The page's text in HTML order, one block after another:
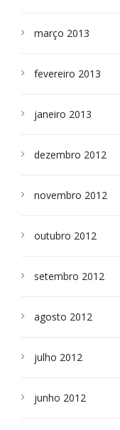
março 2013
fevereiro 2013
janeiro 2013
dezembro 2012
novembro 2012
outubro 2012
setembro 2012
agosto 2012
julho 2012
junho 2012